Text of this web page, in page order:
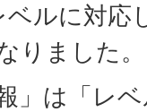
ルに対応
りました。
」は「レ